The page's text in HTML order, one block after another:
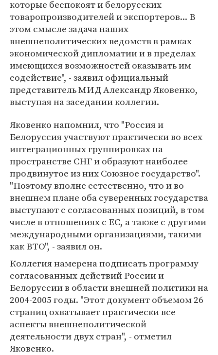
которые беспокоят и белорусских
товаропроизводителей и экспортеров... В
этом смысле задача наших
внешнеполитических ведомств в рамках
экономической дипломатии и в пределах
имеющихся возможностей оказывать им
содействие", - заявил официальный
представитель МИД Александр Яковенко,
выступая на заседании коллегии.
Яковенко напомнил, что "Россия и
Белоруссия участвуют практически во всех
интеграционных группировках на
пространстве СНГ и образуют наиболее
продвинутое из них Союзное государство".
"Поэтому вполне естественно, что и во
внешнем плане оба суверенных государства
выступают с согласованных позиций, в том
числе в отношениях с ЕС, а также с другими
международными организациями, такими
как ВТО", - заявил он.
Коллегия намерена подписать программу
согласованных действий России и
Белоруссии в области внешней политики на
2004-2005 годы. "Этот документ объемом 26
страниц охватывает практически все
аспекты внешнеполитической
деятельности двух стран", - отметил
Яковенко.